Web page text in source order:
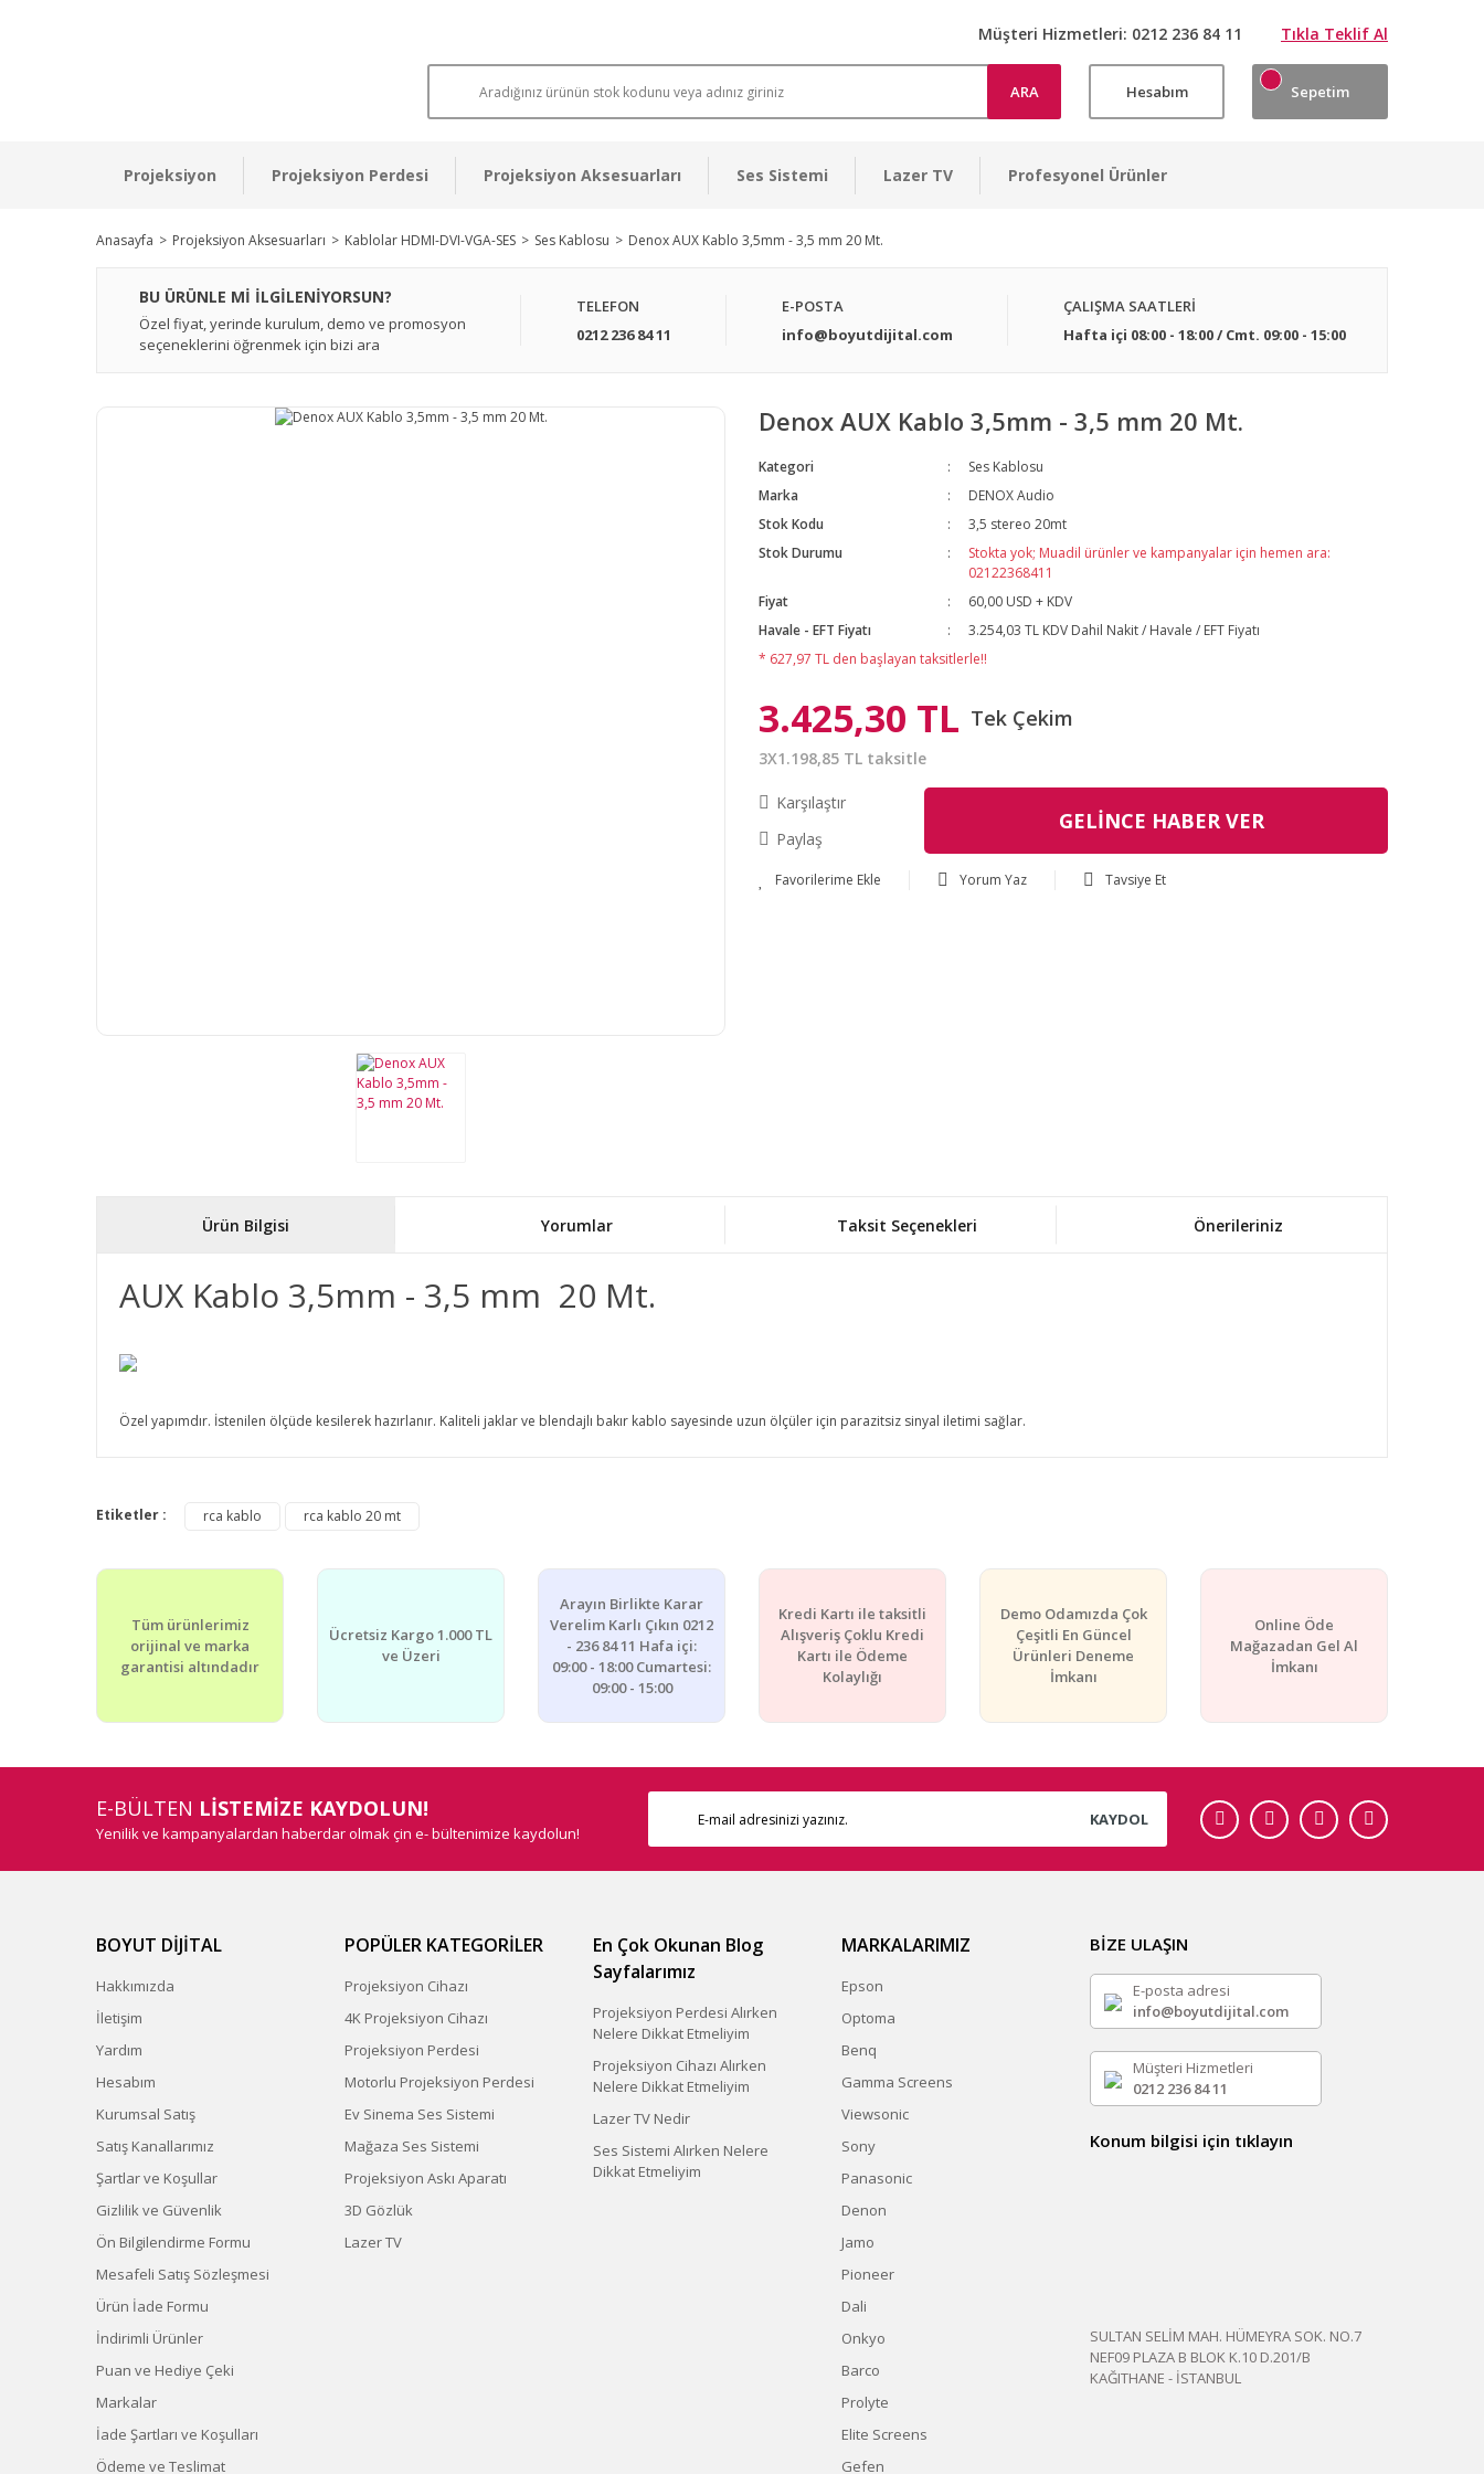
Müşteri Hizmetleri: 0212 236 84 11 Tıkla Teklif Al
ARA Hesabım Sepetim
Projeksiyon Projeksiyon Perdesi Projeksiyon Aksesuarları Ses Sistemi Lazer TV Profesyonel Ürünler
Anasayfa Projeksiyon Aksesuarları Kablolar HDMI-DVI-VGA-SES Ses Kablosu Denox AUX Kablo 3,5mm - 3,5 mm 20 Mt.
BU ÜRÜNLE Mİ İLGİLENİYORSUN?
Özel fiyat, yerinde kurulum, demo ve promosyon
seçeneklerini öğrenmek için bizi ara
TELEFON
0212 236 84 11
E-POSTA
info@boyutdijital.com
ÇALIŞMA SAATLERİ
Hafta içi 08:00 - 18:00 / Cmt. 09:00 - 15:00
Denox AUX Kablo 3,5mm - 3,5 mm 20 Mt.
Kategori
Ses Kablosu
Marka
DENOX Audio
Stok Kodu
3,5 stereo 20mt
Stok Durumu
Stokta yok; Muadil ürünler ve kampanyalar için hemen ara:
02122368411
Fiyat
60,00 USD + KDV
Havale - EFT Fiyatı
3.254,03 TL KDV Dahil Nakit / Havale / EFT Fiyatı
* 627,97 TL den başlayan taksitlerle!!
3.425,30 TL Tek Çekim
3X1.198,85 TL taksitle
Karşılaştır
Paylaş
GELİNCE HABER VER
Yorum Yaz Tavsiye Et
Ürün Bilgisi Yorumlar Taksit Seçenekleri Önerileriniz
AUX Kablo 3,5mm - 3,5 mm 20 Mt.
Özel yapımdır. İstenilen ölçüde kesilerek hazırlanır. Kaliteli jaklar ve blendajlı bakır kablo sayesinde uzun ölçüler için parazitsiz sinyal iletimi sağlar.
Görüş ve önerileriniz için teşekkür ederiz.
Ürün resmi kalitesiz, bozuk veya görüntülenemiyor.
Ürün bilgilerinde hatalar bulunuyor.
Ürün fiyatı diğer sitelerden daha pahalı.
Etiketler : rca kablo rca kablo 20 mt
Tüm ürünlerimiz
orijinal ve marka
garantisi altındadır
Ücretsiz Kargo 1.000 TL
ve Üzeri
Arayın Birlikte Karar
Verelim Karlı Çıkın 0212
- 236 84 11 Hafa içi:
09:00 - 18:00 Cumartesi:
09:00 - 15:00
Kredi Kartı ile taksitli
Alışveriş Çoklu Kredi
Kartı ile Ödeme
Kolaylığı
Demo Odamızda Çok
Çeşitli En Güncel
Ürünleri Deneme
İmkanı
Online Öde
Mağazadan Gel Al
İmkanı
E-BÜLTEN LİSTEMİZE KAYDOLUN!
Yenilik ve kampanyalardan haberdar olmak çin e- bültenimize kaydolun!
KAYDOL
BOYUT DİJİTAL
Hakkımızda
İletişim
Yardım
Hesabım
Kurumsal Satış
Satış Kanallarımız
Şartlar ve Koşullar
Gizlilik ve Güvenlik
Ön Bilgilendirme Formu
Mesafeli Satış Sözleşmesi
Ürün İade Formu
İndirimli Ürünler
Puan ve Hediye Çeki
Markalar
İade Şartları ve Koşulları
Ödeme ve Teslimat
POPÜLER KATEGORİLER
Projeksiyon Cihazı
4K Projeksiyon Cihazı
Projeksiyon Perdesi
Motorlu Projeksiyon Perdesi
Ev Sinema Ses Sistemi
Mağaza Ses Sistemi
Projeksiyon Askı Aparatı
3D Gözlük
Lazer TV
En Çok Okunan Blog
Sayfalarımız
Projeksiyon Perdesi Alırken
Nelere Dikkat Etmeliyim
Projeksiyon Cihazı Alırken
Nelere Dikkat Etmeliyim
Lazer TV Nedir
Ses Sistemi Alırken Nelere
Dikkat Etmeliyim
MARKALARIMIZ
Epson
Optoma
Benq
Gamma Screens
Viewsonic
Sony
Panasonic
Denon
Jamo
Pioneer
Dali
Onkyo
Barco
Prolyte
Elite Screens
Gefen
BİZE ULAŞIN
E-posta adresi
info@boyutdijital.com
Müşteri Hizmetleri
0212 236 84 11
Konum bilgisi için tıklayın
SULTAN SELİM MAH. HÜMEYRA SOK. NO.7
NEF09 PLAZA B BLOK K.10 D.201/B
KAĞITHANE - İSTANBUL